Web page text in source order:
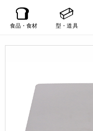
食品・食材 型・道具